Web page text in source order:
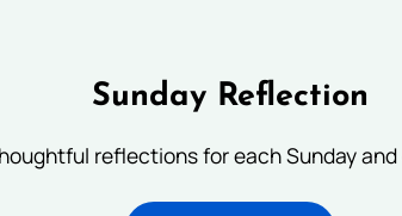
Sunday Reflection
reflections for each Sunday